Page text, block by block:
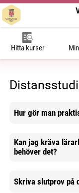
Hitta kurser
Hur gör man
Mer information
Kan jag kräva
behöver det?
Mer information
Skriva slutprov på
Mer information